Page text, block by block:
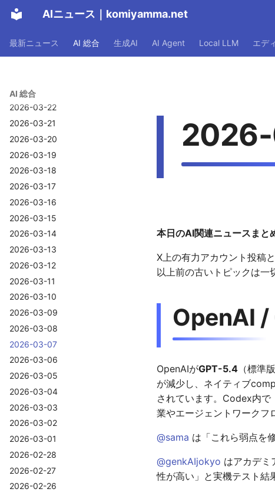
AIニュース komiyamma.net
最新ニュース AI 総合 生成AI AI Agent Local LLM エデ
AI 総合
2026-03-28
2026-03-26
2026-03-25
2026-03-23
2026-03-22
2026-03-21
2026-03-20
2026-03-19
2026-03-18
2026-03-17
2026-03-16
2026-03-15
2026-03-14
2026-03-13
2026-03-12
2026-03-11
2026-03-10
2026-03-09
2026-03-08
2026-03-07
2026-03-06
2026-03-05
2026-03-04
2026-03-03
2026-03-02
2026-03-01
2026-02-28
2026-02-27
2026-02-26
本日のAI関連ニュースまと
X上の有力アカウント投稿
以上前の古いトピックは一
OpenAI
OpenAIがGPT-5.4 （標準
が減少し、ネイティブ
されています。Codex内
業やエージェントワークフ
@sama は「これら弱点を
@genkAIjokyo はアカデ
性が高い」と実機テスト結